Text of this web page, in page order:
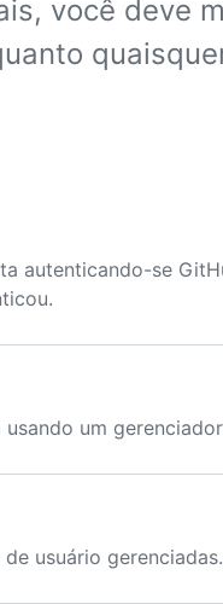
você deve
autenticando-se
um
usuário gerenciadas.